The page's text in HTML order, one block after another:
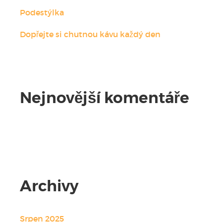
Podestýlka
Dopřejte si chutnou kávu každý den
Nejnovější komentáře
Archivy
Srpen 2025